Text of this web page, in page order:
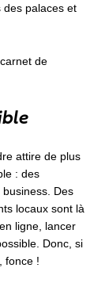
des palaces et
de
attire de plus
: des
Des
locaux sont là
ligne, lancer
Donc, si
fonce !